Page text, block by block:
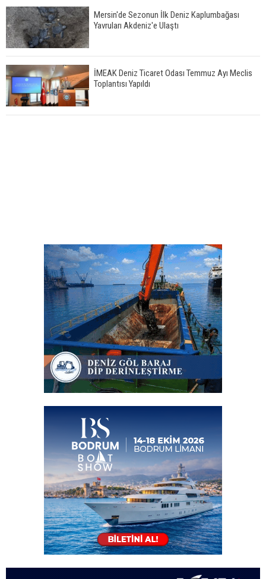
Mersin'de Sezonun İlk Deniz Kaplumbağası
Yavruları Akdeniz'e Ulaştı
İMEAK Deniz Ticaret Odası Temmuz Ayı Meclis
Toplantısı Yapıldı